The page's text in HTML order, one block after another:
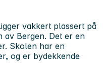
vakkert plassert på
av Bergen. Det er en
Skolen har en
og er bydekkende